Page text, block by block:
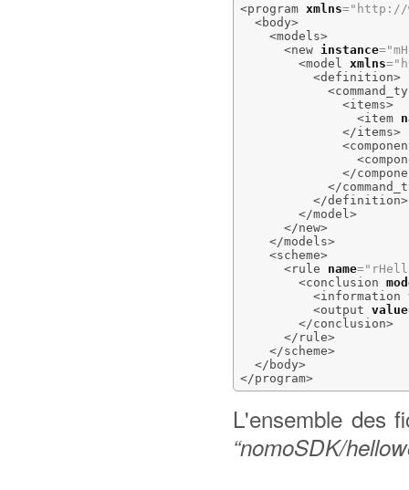
<program xmlns="http://
<body>
<models>
<new
instance=
<model
xmlns=
<definition>
<items>
<item
</items>
</
</
</definition>
</model >
</new>
</models>
<scheme>
<rule
name=
<conclusion
<information
<output value
</conclusion>
</rule>
</scheme>
</body>
</program>
L'ensemble des
“nomoSDK/